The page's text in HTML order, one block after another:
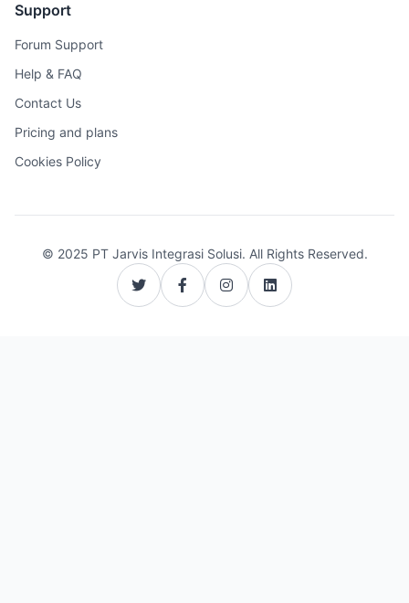
Support
Forum Support
Help & FAQ
Contact Us
Pricing and plans
Cookies Policy
© 2025 PT Jarvis Integrasi Solusi. All Rights Reserved.